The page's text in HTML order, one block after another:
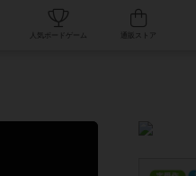
カフェ/店舗 人気ボードゲーム